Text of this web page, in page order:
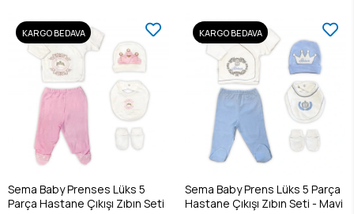
KARGO BEDAVA
Sema Baby Prenses Lüks 5
Parça Hastane Çıkışı Zıbın Seti
KARGO BEDAVA
Sema Baby Prens Lüks 5 Parça
Hastane Çıkışı Zıbın Seti - Mavi